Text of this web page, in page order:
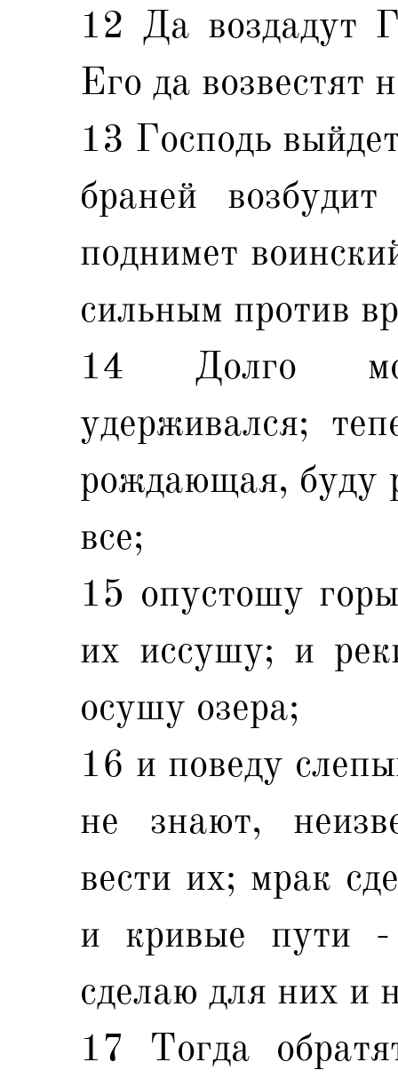
12 Да воздадут
Его да возвестят
13 Господь
браней
поднимет
сильным против
14 Долго
удерживался;
рождающая, буду
все;
15 опустошу
их иссушу; и
осушу озера;
16 и поведу
не знают,
вести их; мрак
и кривые пути
сделаю для них и
17 Тогда